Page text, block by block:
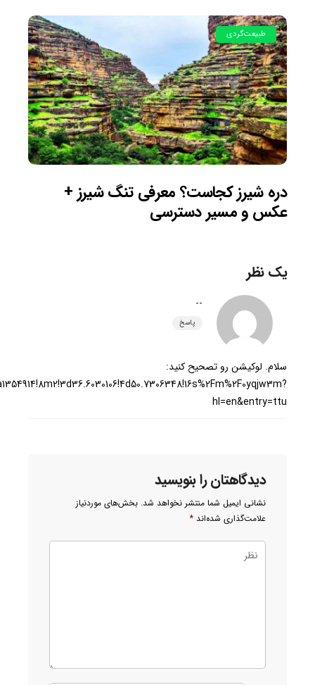
طبیعت‌گردی
دره شیرز کجاست؟ معرفی تنگ شیرز +
عکس و مسیر دسترسی
یک نظر
--
پاسخ
سلام. لوکیشن رو تصحیح کنید:
hl=en&entry=ttu
دیدگاهتان را بنویسید
نشانی ایمیل شما منتشر نخواهد شد. بخش‌های موردنیاز
علامت‌گذاری شده‌اند *